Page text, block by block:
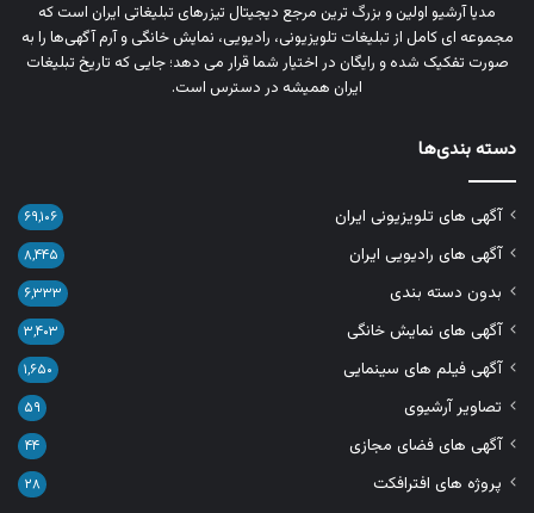
مدیا آرشیو اولین و بزرگ‌ ترین مرجع دیجیتال تیزرهای تبلیغاتی ایران است که
مجموعه‌ ای کامل از تبلیغات تلویزیونی، رادیویی، نمایش خانگی و آرم‌ آگهی‌ها را به‌
صورت تفکیک‌ شده و رایگان در اختیار شما قرار می‌ دهد؛ جایی که تاریخ تبلیغات
ایران همیشه در دسترس است.
دسته بندی‌ها
آگهی های تلویزیونی ایران ۶۹,۱۰۶
آگهی های رادیویی ایران ۸,۴۴۵
بدون دسته بندی ۶,۳۳۳
آگهی های نمایش خانگی ۳,۴۰۳
آگهی فیلم های سینمایی ۱,۶۵۰
تصاویر آرشیوی ۵۹
آگهی های فضای مجازی ۴۴
پروژه های افترافکت ۲۸